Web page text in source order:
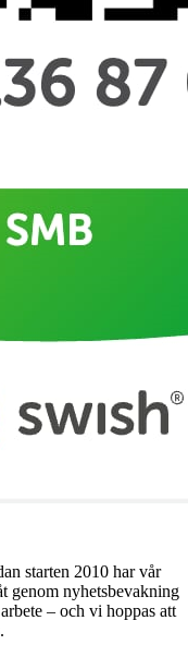
starten 2010 har vår
genom nyhetsbevakning
– och vi hoppas att